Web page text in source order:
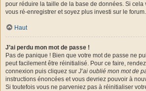
pour réduire la taille de la base de données. Si cela
vous ré-enregistrer et soyez plus investi sur le forum.
Haut
J’ai perdu mon mot de passe !
Pas de panique ! Bien que votre mot de passe ne
peut facilement être réinitialisé. Pour ce faire,
connexion puis cliquez sur J’ai oublié mon mot de
instructions énoncées et vous devriez pouvoir à
Si toutefois vous ne parveniez pas à réinitialiser